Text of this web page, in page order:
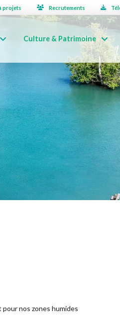
projets Recrutements
Culture & Patrimoine
pour nos zones humides